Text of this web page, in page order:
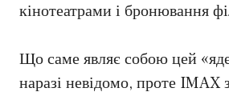
кінотеатрами і бронювання
Що саме являє собою цей
наразі невідомо, проте IMAX